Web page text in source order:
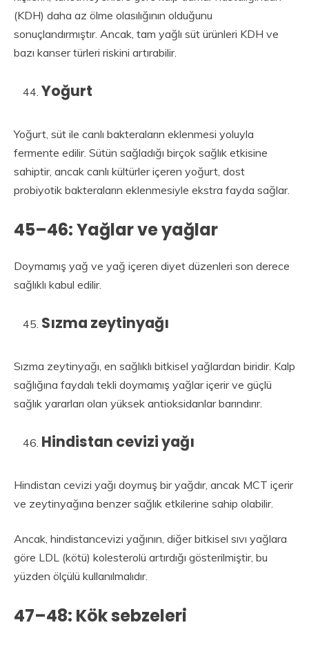
(KDH) daha az ölme olasılığının olduğunu
sonuçlandırmıştır. Ancak, tam yağlı süt ürünleri KDH ve
bazı kanser türleri riskini artırabilir.
Yoğurt
Yoğurt, süt ile canlı bakteraların eklenmesi yoluyla
fermente edilir. Sütün sağladığı birçok sağlık etkisine
sahiptir, ancak canlı kültürler içeren yoğurt, dost
probiyotik bakteraların eklenmesiyle ekstra fayda sağlar.
45–46: Yağlar ve yağlar
Doymamış yağ ve yağ içeren diyet düzenleri son derece
sağlıklı kabul edilir.
Sızma zeytinyağı
Sızma zeytinyağı, en sağlıklı bitkisel yağlardan biridir. Kalp
sağlığına faydalı tekli doymamış yağlar içerir ve güçlü
sağlık yararları olan yüksek antioksidanlar barındırır.
Hindistan cevizi yağı
Hindistan cevizi yağı doymuş bir yağdır, ancak MCT içerir
ve zeytinyağına benzer sağlık etkilerine sahip olabilir.
Ancak, hindistancevizi yağının, diğer bitkisel sıvı yağlara
göre LDL (kötü) kolesterolü artırdığı gösterilmiştir, bu
yüzden ölçülü kullanılmalıdır.
47–48: Kök sebzeleri